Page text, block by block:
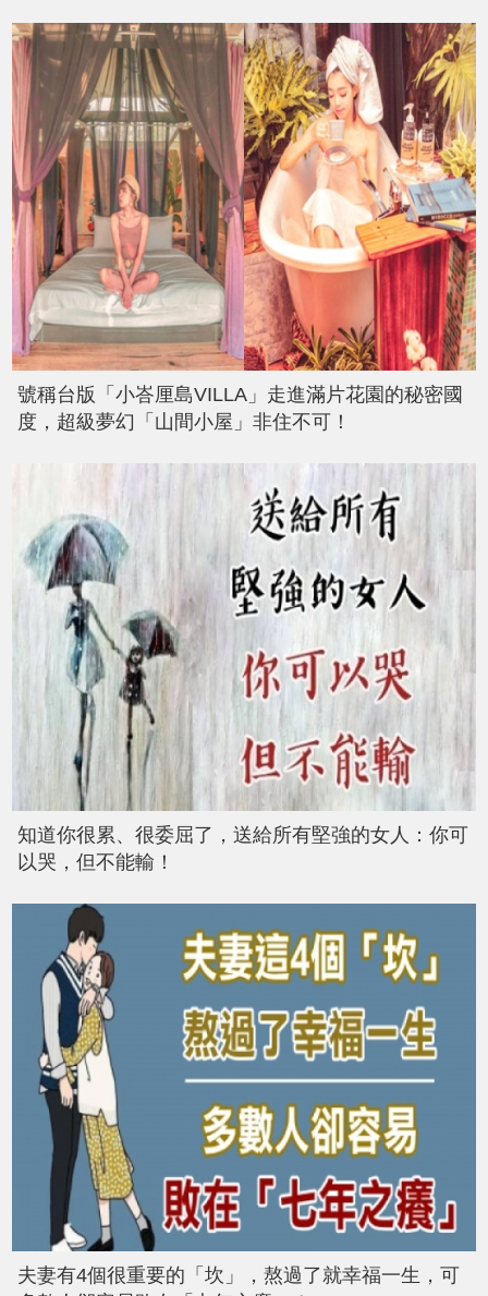
號稱台版「小峇厘島VILLA」走進滿片花園的秘密國
度，超級夢幻「山間小屋」非住不可！
知道你很累、很委屈了，送給所有堅強的女人：你可
以哭，但不能輸！
夫妻有4個很重要的「坎」，熬過了就幸福一生，可